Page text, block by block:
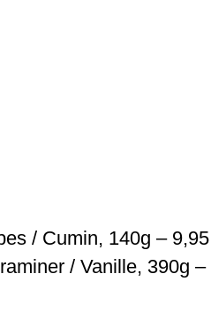
/ Cumin, 140g –
/ Vanille, 390g